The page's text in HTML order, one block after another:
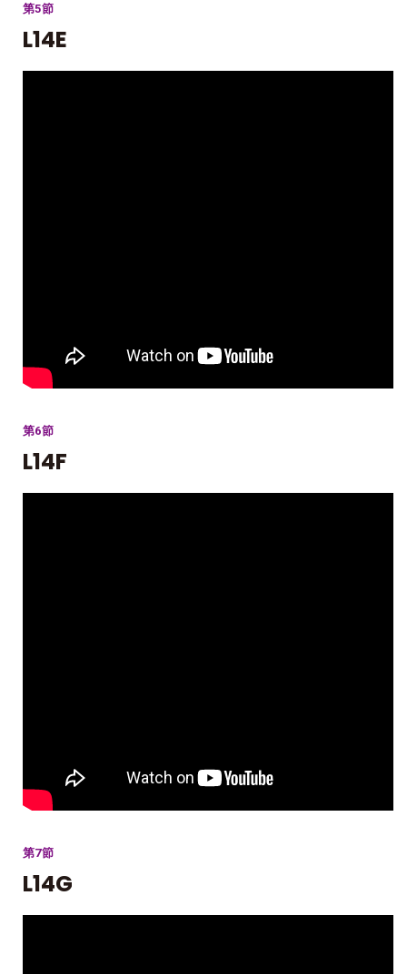
第5節
L14E
第6節
L14F
第7節
L14G